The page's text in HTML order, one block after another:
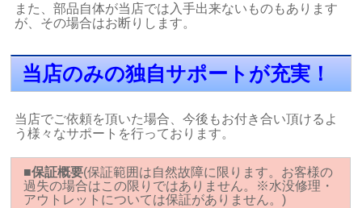
また、部品自体が当店では入手出来ないものもあります
が、その場合はお断りします。
当店のみの独自サポートが充実！
当店でご依頼を頂いた場合、今後もお付き合い頂けるよ
う様々なサポートを行っております。
■保証概要(保証範囲は自然故障に限ります。お客様の
過失の場合はこの限りではありません。※水没修理・
アウトレットについては保証がありません。)